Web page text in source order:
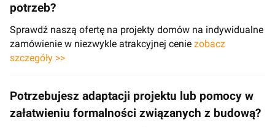
potrzeb?
Sprawdź naszą ofertę na projekty domów na indywidualne
zamówienie w niezwykle atrakcyjnej cenie zobacz
szczegóły >>
Potrzebujesz adaptacji projektu lub pomocy w
załatwieniu formalności związanych z budową?